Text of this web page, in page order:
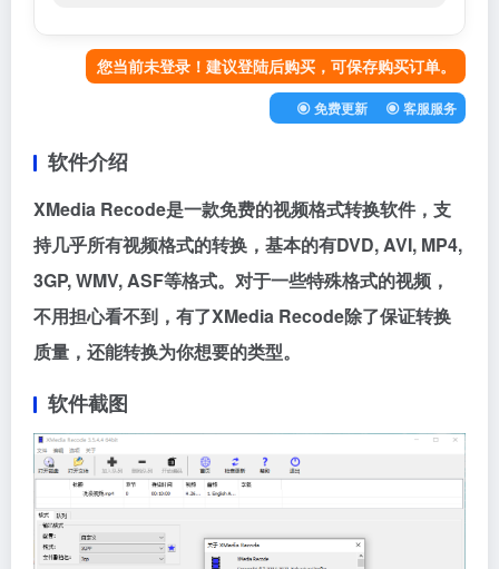
您当前未登录！建议登陆后购买，可保存购买订单。
免费更新 客服服务
软件介绍
XMedia Recode是一款免费的视频格式转换软件，支
持几乎所有视频格式的转换，基本的有DVD, AVI, MP4,
3GP, WMV, ASF等格式。对于一些特殊格式的视频，
不用担心看不到，有了XMedia Recode除了保证转换
质量，还能转换为你想要的类型。
软件截图